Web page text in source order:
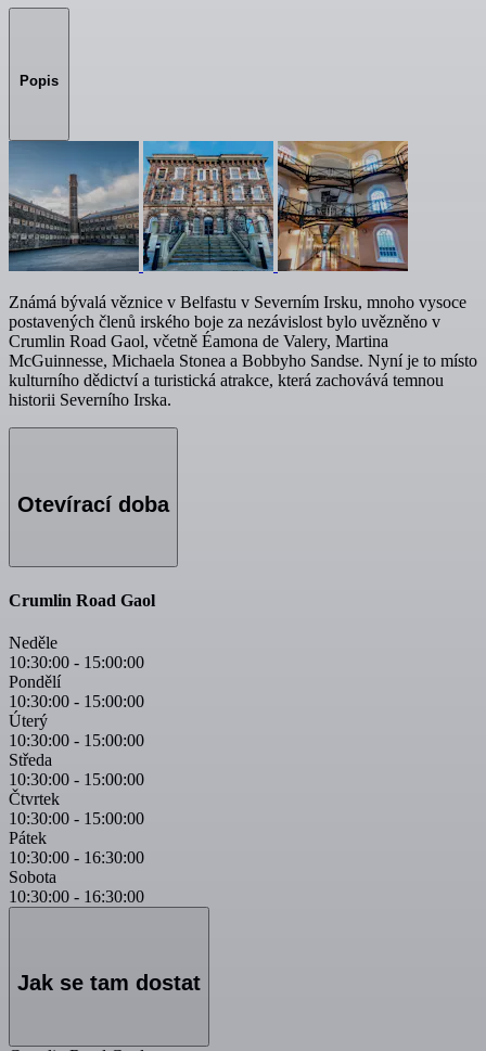
Popis
Známá bývalá věznice v Belfastu v Severním Irsku, mnoho vysoce
postavených členů irského boje za nezávislost bylo uvězněno v
Crumlin Road Gaol, včetně Éamona de Valery, Martina
McGuinnesse, Michaela Stonea a Bobbyho Sandse. Nyní je to místo
kulturního dědictví a turistická atrakce, která zachovává temnou
historii Severního Irska.
Otevírací doba
Crumlin Road Gaol
Neděle
10:30:00 - 15:00:00
Pondělí
10:30:00 - 15:00:00
Úterý
10:30:00 - 15:00:00
Středa
10:30:00 - 15:00:00
Čtvrtek
10:30:00 - 15:00:00
Pátek
10:30:00 - 16:30:00
Sobota
10:30:00 - 16:30:00
Jak se tam dostat